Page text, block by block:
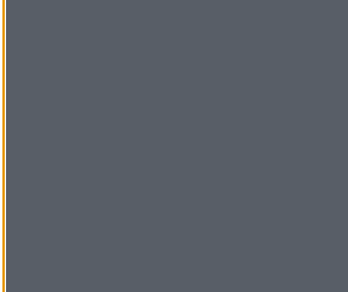
θέλει τον
την
ζέστης με